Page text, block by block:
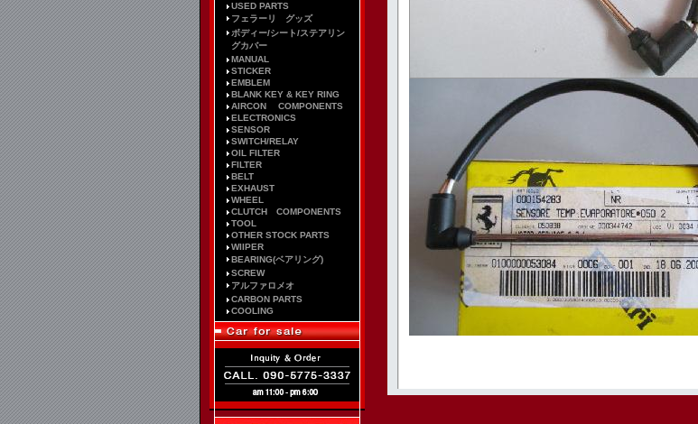
USED PARTS
フェラーリ グッズ
ボディー/シート/ステアリン
グカバー
MANUAL
STICKER
EMBLEM
BLANK KEY & KEY RING
AIRCON COMPONENTS
ELECTRONICS
SENSOR
SWITCH/RELAY
OIL FILTER
FILTER
BELT
EXHAUST
WHEEL
CLUTCH COMPONENTS
TOOL
OTHER STOCK PARTS
WIIPER
BEARING(ベアリング)
SCREW
アルファロメオ
CARBON PARTS
COOLING